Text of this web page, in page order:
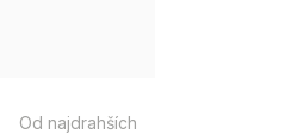
Od najdrahších